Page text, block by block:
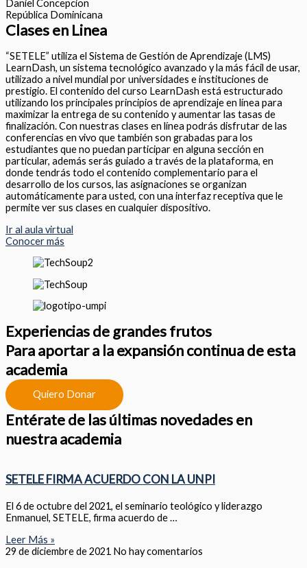
Daniel Concepcion
República Dominicana
Clases en Linea
“SETELE” utiliza el Sistema de Gestión de Aprendizaje (LMS)
LearnDash, un sistema tecnológico avanzado y la más fácil de usar,
utilizado a nivel mundial por universidades e instituciones de
prestigio. El contenido del curso LearnDash está estructurado
utilizando los principales principios de aprendizaje en línea para
maximizar la entrega de su contenido y aumentar las tasas de
finalización. Con nuestras clases en línea podrás disfrutar de las
conferencias en vivo que también son grabadas para los
estudiantes que no puedan participar en alguna sección en
particular, además serás guiado a través de la plataforma, en
donde tendrás todo el contenido complementario para el
desarrollo de los cursos, las asignaciones se organizan
automáticamente para usted, con una interfaz receptiva que le
permite ver sus clases en cualquier dispositivo.
Ir al aula virtual
Conocer más
Experiencias de grandes frutos
Para aportar a la expansión continua de esta
academia
Quiero Donar
Entérate de las últimas novedades en
nuestra academia
SETELE FIRMA ACUERDO CON LA UNPI
El 6 de octubre del 2021, el seminario teológico y liderazgo
Enmanuel, SETELE, firma acuerdo de …
Leer Más »
29 de diciembre de 2021 No hay comentarios